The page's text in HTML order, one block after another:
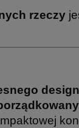
rzeczy